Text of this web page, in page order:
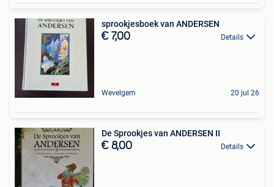
sprookjesboek van ANDERSEN
€ 7,00 Details
Wevelgem 20 jul 26
De Sprookjes van ANDERSEN II
€ 8,00 Details